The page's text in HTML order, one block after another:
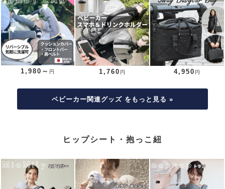
1,980～ 円 1,760 円 4,950 円
ベビーカー関連グッズ をもっと見る »
ヒップシート・抱っこ紐